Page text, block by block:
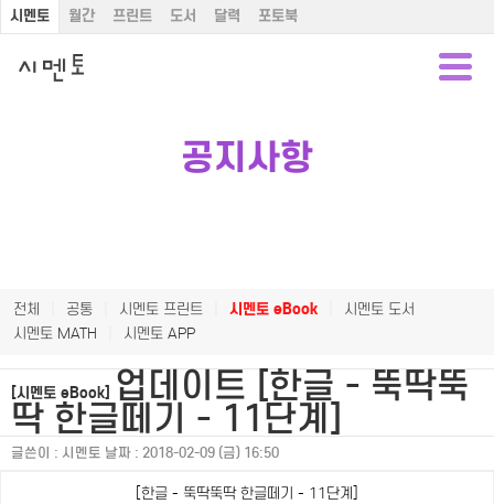
시멘토 월간 프린트 도서 달력 포토북
공지사항
전체 공통 시멘토 프린트 시멘토 eBook
시멘토 도서
시멘토 MATH
시멘토 APP
[시멘토 eBook] 업데이트 [한글 - 뚝딱뚝
딱 한글떼기 - 11단계]
글쓴이 : 시멘토 날짜 : 2018-02-09 (금) 16:50
[한글 - 뚝딱뚝딱 한글떼기 - 11단계]